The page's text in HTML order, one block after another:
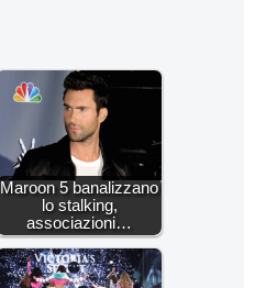
Maroon 5 banalizzano
lo stalking,
associazioni…